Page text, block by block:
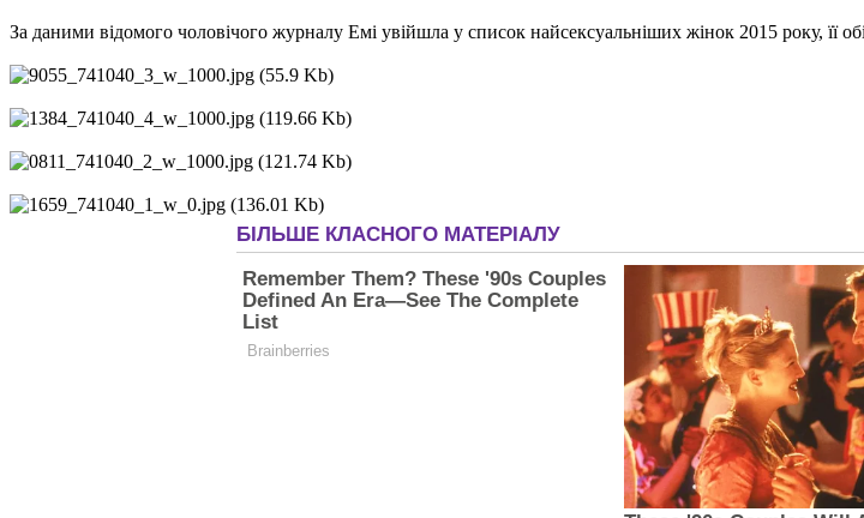
За даними відомого чоловічого журналу Емі увійшла у список найсексуальніших жінок 2015 року, її